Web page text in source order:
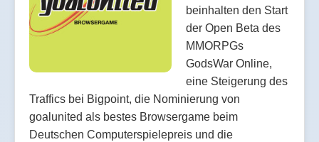
beinhalten den Start
der Open Beta des
MMORPGs
GodsWar Online,
eine Steigerung des
Traffics bei Bigpoint, die Nominierung von
goalunited als bestes Browsergame beim
Deutschen Computerspielepreis und die